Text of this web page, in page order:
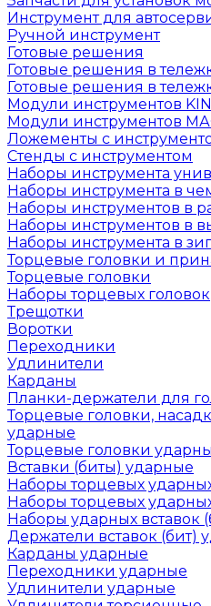
Инструмент для
Ручной инструмент
Готовые решения
Готовые решения в
Готовые решения в
Модули инструментов
Модули инструментов
Ложементы с
Стенды с инструментом
Наборы инструмента
Наборы инструмента в
Наборы инструментов в
Наборы инструментов в
Наборы инструмента в
Торцевые головки и
Торцевые головки
Наборы торцевых головок
Трещотки
Воротки
Переходники
Удлинители
Карданы
Планки-держатели для
Торцевые головки,
ударные
Торцевые головки
Вставки (биты) ударные
Наборы торцевых
Наборы торцевых
Наборы ударных вставок
Держатели вставок (бит)
Карданы ударные
Переходники ударные
Удлинители ударные